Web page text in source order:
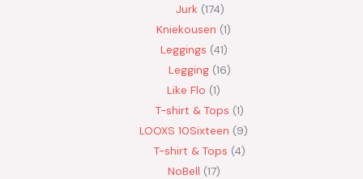
Jurk 174
Kniekousen 1
Leggings 41
Legging 16
Like Flo 1
T-shirt & Tops 1
LOOXS 10Sixteen
9
T-shirt & Tops 4
NoBell 17